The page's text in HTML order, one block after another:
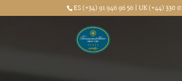
ES (+34) 91 946 96 56 | UK (+44) 330